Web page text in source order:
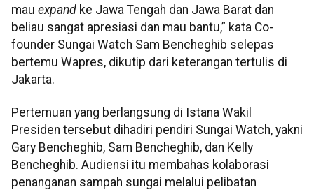
mau expand ke Jawa Tengah dan Jawa Barat dan
beliau sangat apresiasi dan mau bantu,” kata Co-
founder Sungai Watch Sam Bencheghib selepas
bertemu Wapres, dikutip dari keterangan tertulis di
Jakarta.
Pertemuan yang berlangsung di Istana Wakil
Presiden tersebut dihadiri pendiri Sungai Watch, yakni
Gary Bencheghib, Sam Bencheghib, dan Kelly
Bencheghib. Audiensi itu membahas kolaborasi
penanganan sampah sungai melalui pelibatan